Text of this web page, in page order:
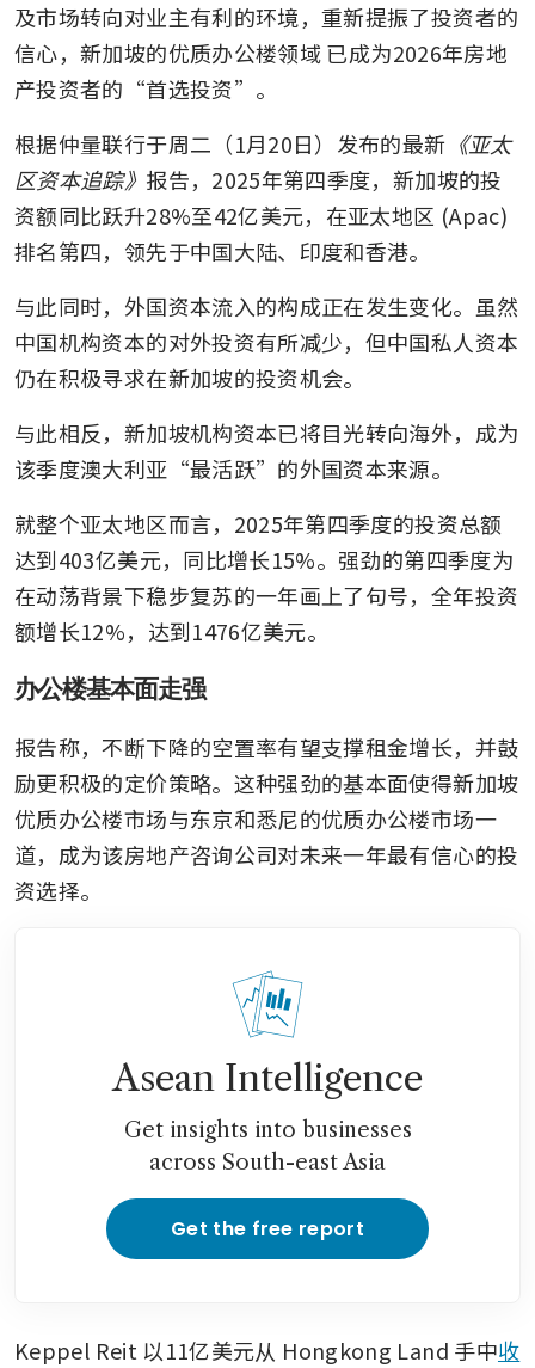
及市场转向对业主有利的环境，重新提振了投资者的
信心，新加坡的优质办公楼领域已成为2026年房地
产投资者的“首选投资”。
根据仲量联行于周二（1月20日）发布的最新 《亚太
区资本追踪》 报告，2025年第四季度，新加坡的投
资额同比跃升28%至42亿美元，在亚太地区 (Apac)
排名第四，领先于中国大陆、印度和香港。
与此同时，外国资本流入的构成正在发生变化。虽然
中国机构资本的对外投资有所减少，但中国私人资本
仍在积极寻求在新加坡的投资机会。
与此相反，新加坡机构资本已将目光转向海外，成为
该季度澳大利亚“最活跃”的外国资本来源。
就整个亚太地区而言，2025年第四季度的投资总额
达到403亿美元，同比增长15%。强劲的第四季度为
在动荡背景下稳步复苏的一年画上了句号，全年投资
额增长12%，达到1476亿美元。
办公楼基本面走强
报告称，不断下降的空置率有望支撑租金增长，并鼓
励更积极的定价策略。这种强劲的基本面使得新加坡
优质办公楼市场与东京和悉尼的优质办公楼市场一
道，成为该房地产咨询公司对未来一年最有信心的投
资选择。
Asean Intelligence
Get insights into businesses
across South-east Asia
Get the free report
Keppel Reit 以11亿美元从 Hongkong Land 手中收